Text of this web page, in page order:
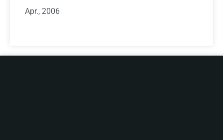
Apr., 2006